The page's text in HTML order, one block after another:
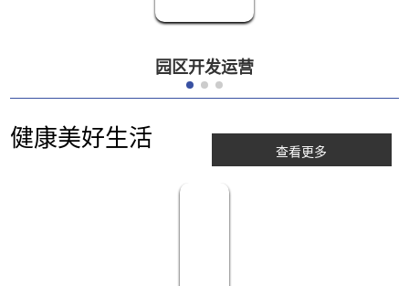
园区开发运营
健康美好生活 查看更多